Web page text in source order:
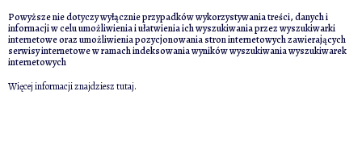
Powyższe nie dotyczy wyłącznie przypadków wykorzystywania treści, danych i
informacji w celu umożliwienia i ułatwienia ich wyszukiwania przez wyszukiwarki
internetowe oraz umożliwienia pozycjonowania stron internetowych zawierających
serwisy internetowe w ramach indeksowania wyników wyszukiwania wyszukiwarek
internetowych
Więcej informacji znajdziesztutaj.